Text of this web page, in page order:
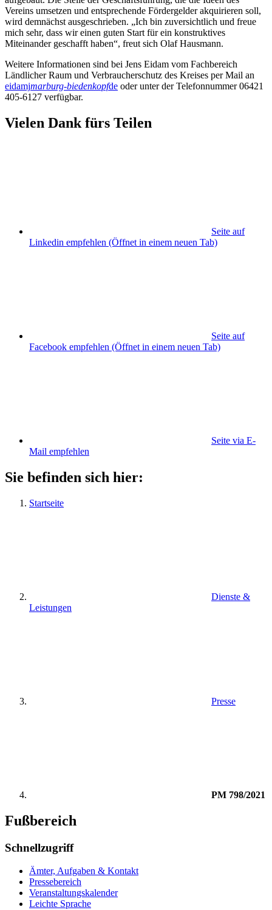
Vereins umsetzen und entsprechende Fördergelder akquirieren soll,
wird demnächst ausgeschrieben. „Ich bin zuversichtlich und freue
mich sehr, dass wir einen guten Start für ein konstruktives
Miteinander geschafft haben“, freut sich Olaf Hausmann.
Weitere Informationen sind bei Jens Eidam vom Fachbereich
Ländlicher Raum und Verbraucherschutz des Kreises per Mail an
eidamjmarburg-biedenkopfde oder unter der Telefonnummer 06421
405-6127 verfügbar.
Vielen Dank fürs Teilen
Seite auf
Linkedin empfehlen (Öffnet in einem neuen Tab)
Seite auf
Facebook empfehlen (Öffnet in einem neuen Tab)
Seite via E-
Mail empfehlen
Sie befinden sich hier:
Startseite
Dienste &
Leistungen
Presse
PM 798/2021
Fußbereich
Schnellzugriff
Ämter, Aufgaben & Kontakt
Pressebereich
Veranstaltungskalender
Leichte Sprache